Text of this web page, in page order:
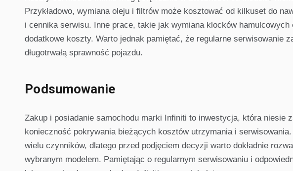
Przykładowo, wymiana oleju i filtrów może kosztować od kilkuset do
i cennika serwisu. Inne prace, takie jak wymiana klocków
dodatkowe koszty. Warto jednak pamiętać, że regularne serwisowanie
długotrwałą sprawność pojazdu.
Podsumowanie
Zakup i posiadanie samochodu marki Infiniti to inwestycja, która niesie
konieczność pokrywania bieżących kosztów utrzymania i
wielu czynników, dlatego przed podjęciem decyzji warto dokładnie
wybranym modelem. Pamiętając o regularnym serwisowaniu i